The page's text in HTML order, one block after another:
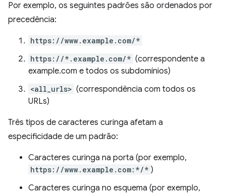
Por exemplo, os seguintes padrões são ordenados por
precedência:
https://www.example.com/*
https://*.example.com/* (correspondente a
example.com e todos os subdomínios)
<all_urls> (correspondência com todos os
URLs)
Três tipos de caracteres curinga afetam a
especificidade de um padrão:
Caracteres curinga na porta (por exemplo,
https://www.example.com:*/* )
Caracteres curinga no esquema (por exemplo,